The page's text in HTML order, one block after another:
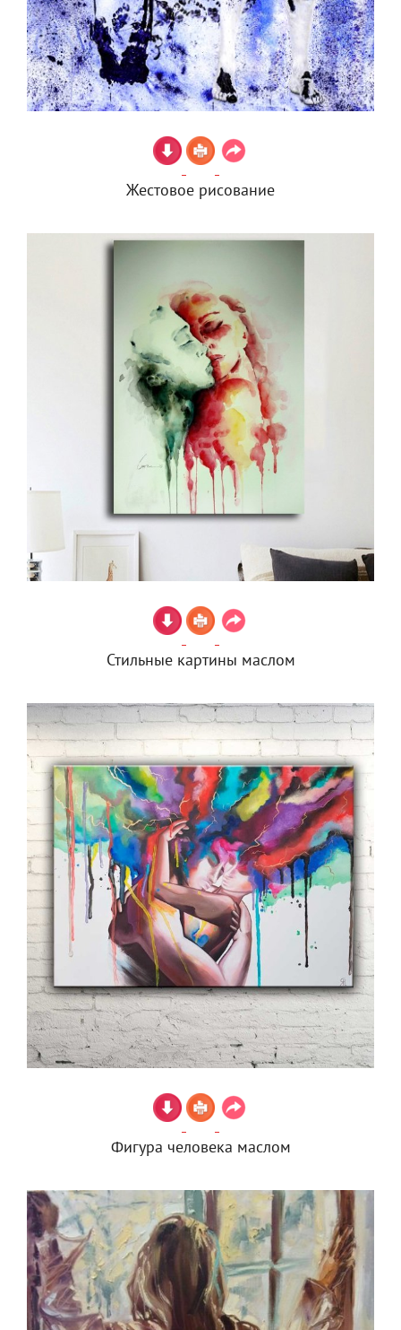
Жестовое рисование
Стильные картины маслом
Фигура человека маслом